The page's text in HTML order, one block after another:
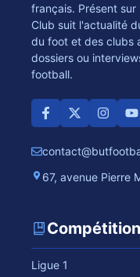
français. Présent
Club suit l'actualité
du foot et des clubs
dossiers ou
football.
67, avenue Pierre
Ligue 1